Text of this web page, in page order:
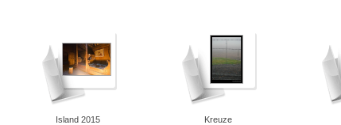
Island 2015 Kreuze